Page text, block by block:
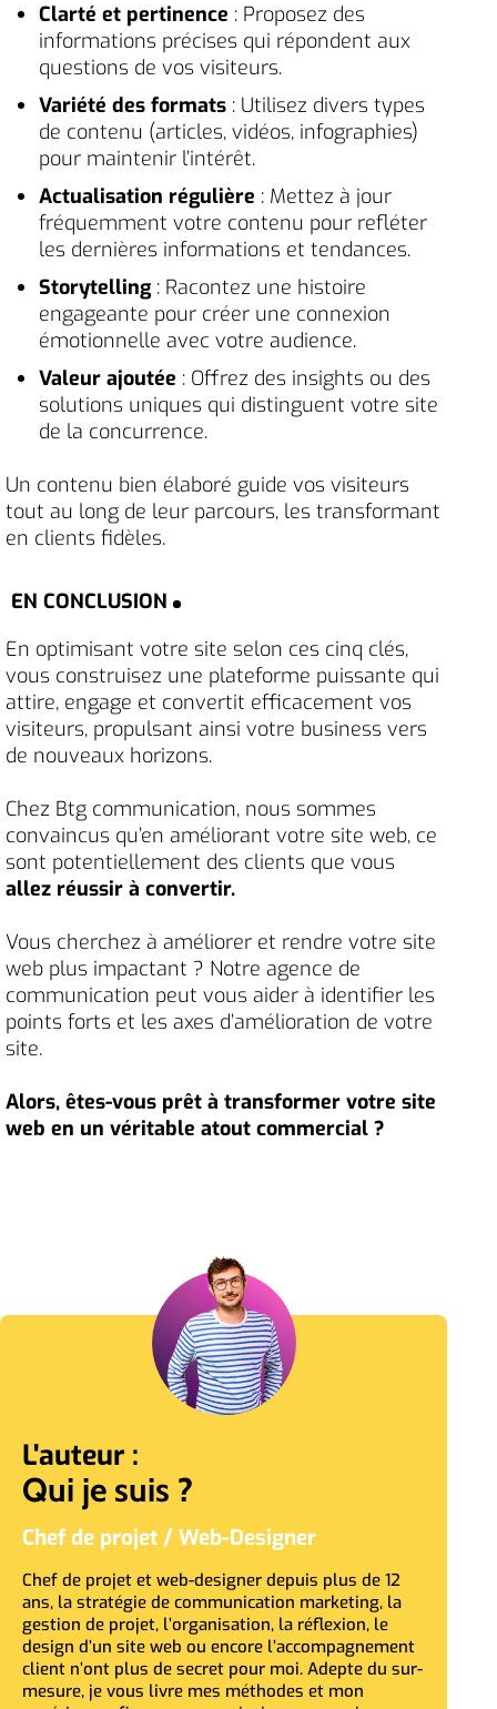
Clarté et pertinence : Proposez des
informations précises qui répondent aux
questions de vos visiteurs.
Variété des formats : Utilisez divers types
de contenu (articles, vidéos, infographies)
pour maintenir l’intérêt.
Actualisation régulière : Mettez à jour
fréquemment votre contenu pour refléter
les dernières informations et tendances.
Storytelling: Racontez une histoire
engageante pour créer une connexion
émotionnelle avec votre audience.
Valeur ajoutée : Offrez des insights ou des
solutions uniques qui distinguent votre site
de la concurrence.
Un contenu bien élaboré guide vos visiteurs
tout au long de leur parcours, les transformant
en clients fidèles.
EN CONCLUSION
En optimisant votre site selon ces cinq clés,
vous construisez une plateforme puissante qui
attire, engage et convertit efficacement vos
visiteurs, propulsant ainsi votre business vers
de nouveaux horizons.
Chez Btg communication, nous sommes
convaincus qu’en améliorant votre site web, ce
sont potentiellement des clients que vous
allez réussir à convertir.
Vous cherchez à améliorer et rendre votre site
web plus impactant ? Notre agence de
communication peut vous aider à identifier les
points forts et les axes d’amélioration de votre
site.
Alors, êtes-vous prêt à transformer votre site
web en un véritable atout commercial ?
L'auteur :
Qui je suis ?
Chef de projet / Web-Designer
Chef de projet et web-designer depuis plus de 12
ans, la stratégie de communication marketing, la
gestion de projet, l’organisation, la réflexion, le
design d’un site web ou encore l’accompagnement
client n’ont plus de secret pour moi. Adepte du sur-
mesure, je vous livre mes méthodes et mon